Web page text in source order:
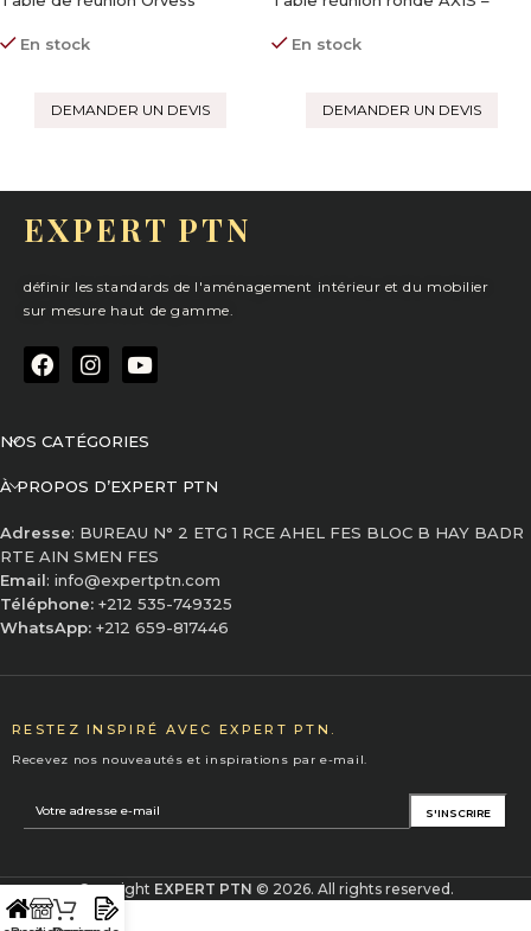
En stock
DEMANDER UN DEVIS
En stock
DEMANDER UN DEVIS
EXPERT PTN
définir les standards de l'aménagement intérieur et du mobilier
sur mesure haut de gamme.
NOS CATÉGORIES
À PROPOS D’EXPERT PTN
Adresse: BUREAU N° 2 ETG 1 RCE AHEL FES BLOC B HAY BADR
RTE AIN SMEN FES
Email: info@expertptn.com
Téléphone: +212 535-749325
WhatsApp: +212 659-817446
RESTEZ INSPIRÉ AVEC EXPERT PTN.
Recevez nos nouveautés et inspirations par e-mail.
Copyright EXPERT PTN © 2026. All rights reserved.